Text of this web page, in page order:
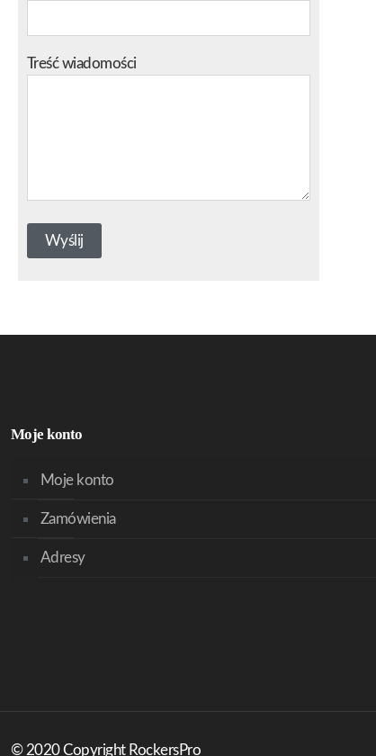
Treść wiadomości
Moje konto
Moje konto
Zamówienia
Adresy
© 2020 Copyright RockersPro